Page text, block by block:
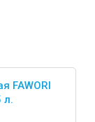
FAWORI
л.